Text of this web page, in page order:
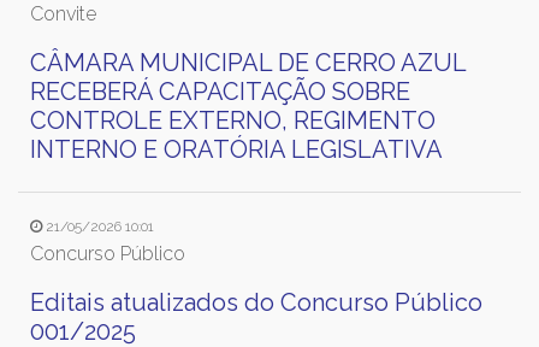
Convite
CÂMARA MUNICIPAL DE CERRO AZUL
RECEBERÁ CAPACITAÇÃO SOBRE
CONTROLE EXTERNO, REGIMENTO
INTERNO E ORATÓRIA LEGISLATIVA
21/05/2026 10:01
Concurso Público
Editais atualizados do Concurso Público
001/2025